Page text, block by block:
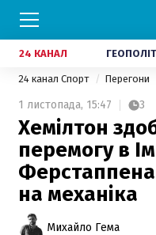
24 КАНАЛ
24 канал Спорт Перегони
1 листопада, 15:47 3
Хемілтон
перемогу в
Ферстаппена
на механіка
Михайло Гема